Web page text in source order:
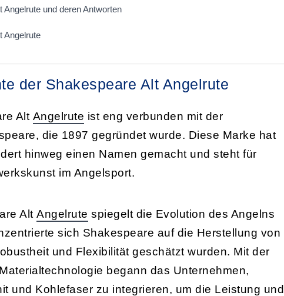
und deren Antworten
Angelrute
der Shakespeare Alt Angelrute
Alt Angelrute ist eng verbunden mit der
die 1897 gegründet wurde. Diese Marke hat
hinweg einen Namen gemacht und steht für
im Angelsport.
Alt Angelrute spiegelt die Evolution des Angelns
sich Shakespeare auf die Herstellung von
und Flexibilität geschätzt wurden. Mit der
begann das Unternehmen,
und Kohlefaser zu integrieren, um die Leistung und